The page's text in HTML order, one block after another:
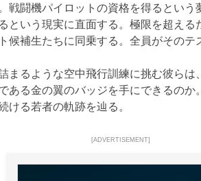
戦闘機パイロットの資格を得るとい
という現実に直面する。極限を超え
候補生たちに同乗する。全員がそのテ
まるような空中飛行訓練に挑む彼らは
ある金の翼のバッジを手にできるのか
ける若者の軌跡を辿る。​​​​​​​​​​​​​
[ADVERTISEMENT]